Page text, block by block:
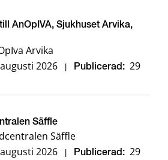
AnOpIVA, Sjukhuset Arvika,
Arvika
2026 Publicerad: 29
Säffle
Säffle
2026 Publicerad: 29